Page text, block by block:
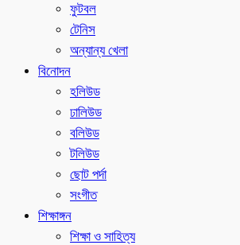
ফুটবল
টেনিস
অন্যান্য খেলা
বিনোদন
হলিউড
ঢালিউড
বলিউড
টলিউড
ছোট পর্দা
সংগীত
শিক্ষাঙ্গন
শিক্ষা ও সাহিত্য